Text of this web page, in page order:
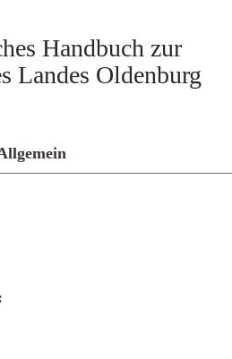
Handbuch zur
Landes Oldenburg